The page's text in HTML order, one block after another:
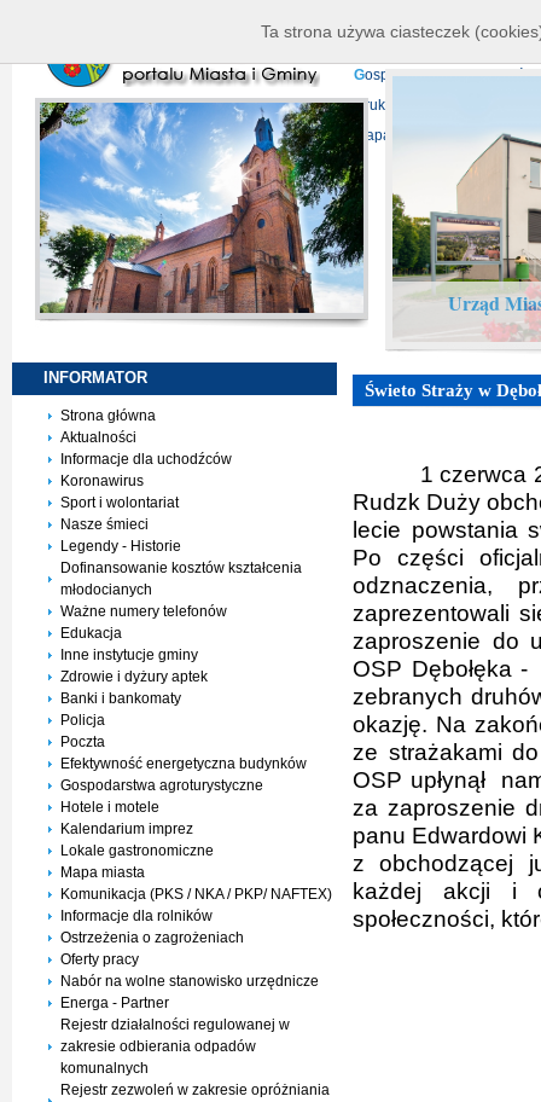
P
rojekty europejskie
Gospodarka
D ruki do pobrania
Mapa serwisu
Urząd
INFORMATOR
Strona główna
Aktualności
Informacje dla uchodźców
Koronawirus
Sport i wolontariat
Nasze śmieci
Legendy - Historie
Dofinansowanie kosztów kształcenia
młodocianych
Ważne numery telefonów
Edukacja
Inne instytucje gminy
Zdrowie i dyżury aptek
Banki i bankomaty
Policja
Poczta
Efektywność energetyczna budynków
Gospodarstwa agroturystyczne
Hotele i motele
Kalendarium imprez
Lokale gastronomiczne
Mapa miasta
Komunikacja (PKS / NKA / PKP/ NAFTEX)
Informacje dla rolników
Ostrzeżenia o zagrożeniach
Oferty pracy
Nabór na wolne stanowisko urzędnicze
Energa - Partner
Rejestr działalności regulowanej w
zakresie odbierania odpadów
komunalnych
Rejestr zezwoleń w zakresie opróżniania
Świeto Straży w
1 czerwca
Rudzk Duży
lecie powstania
Po części
odznaczenia,
zaprezentowali
zaproszenie do
OSP Dębołęka
zebranych
okazję. Na
ze strażakami
OSP upłynął
za zaproszenie
panu Edwardowi
z obchodzącej
każdej akcji i
społeczności,
Ta strona używa ciasteczek